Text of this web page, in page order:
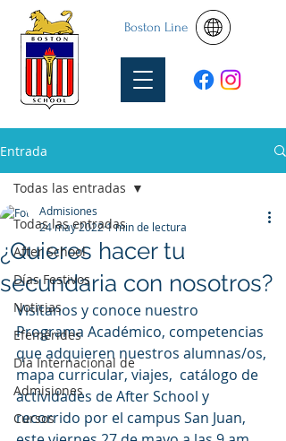
Boston Line
Entrada
Todas las entradas
After School
Días Festivos
Noticias
Efemérides
Día Internacional de
Admisiones
Cursos
Todas las entradas
¿Quieres hacer tu
secundaria con nosotros?
Admisiones
24 may 20221 min de lectura
Visítanos y conoce nuestro
Programa Académico, competencias
que adquieren nuestros alumnas/os,
mapa curricular, viajes,  catálogo de
actividades de After School y
recorrido por el campus San Juan,